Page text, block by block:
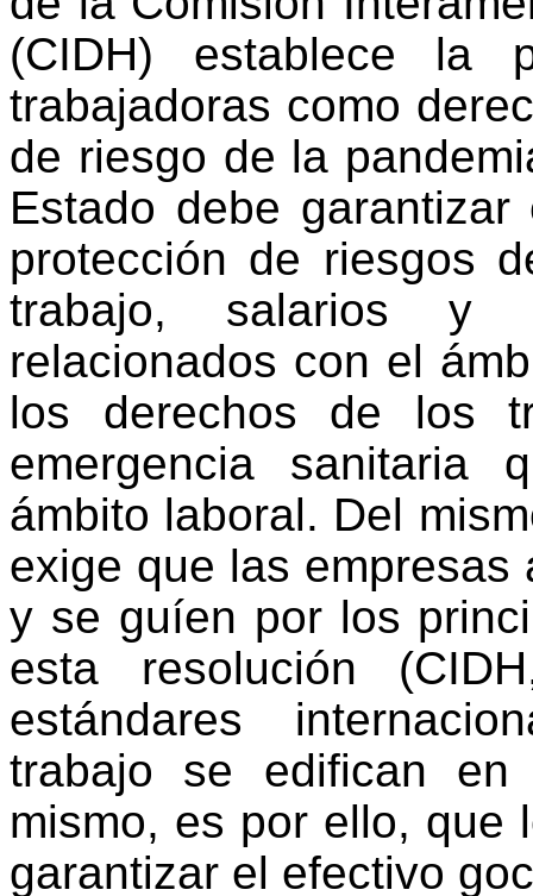
(CIDH) establece la
trabajadoras como
de riesgo de la
Estado debe garantizar
protección de riesgos
trabajo, salarios y
relacionados con el
los derechos de los
emergencia sanitaria
ámbito laboral. Del
exige que las empresas
y se guíen por los
esta resolución
estándares
trabajo se edifican
mismo, es por ello, que
garantizar el efectivo